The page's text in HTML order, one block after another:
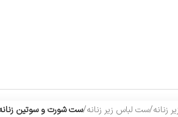
زنانه/ست لباس زیر زنانه/ست شورت و سوتین زنانه